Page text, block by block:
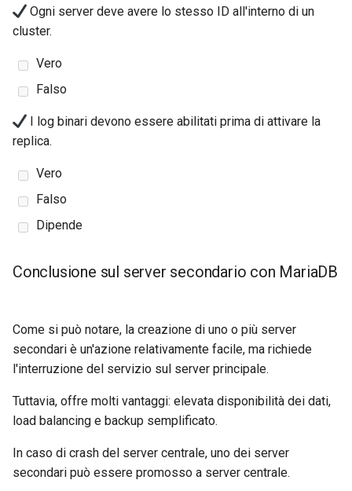
Ogni server deve avere lo stesso ID all'interno di un
cluster.
Vero
Falso
I log binari devono essere abilitati prima di attivare la
replica.
Vero
Falso
Dipende
Conclusione sul server secondario con MariaDB
Come si può notare, la creazione di uno o più server
secondari è un'azione relativamente facile, ma richiede
l'interruzione del servizio sul server principale.
Tuttavia, offre molti vantaggi: elevata disponibilità dei dati,
load balancing e backup semplificato.
In caso di crash del server centrale, uno dei server
secondari può essere promosso a server centrale.